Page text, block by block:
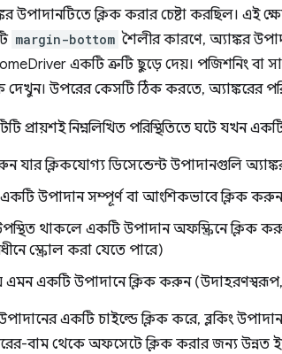
উপাদানটিতে ক্লিক করার চেষ্টা করছিল। এই
margin-bottom শৈলীর কারণে, অ্যাঙ্কর
একটি ত্রুটি ছুড়ে দেয়। পজিশনিং বা
উপরের কেসটি ঠিক করতে, অ্যাঙ্করের
প্রায়শই নিম্নলিখিত পরিস্থিতিতে ঘটে যখন
যার ক্লিকযোগ্য ডিসেন্ডেন্ট উপাদানগুলি
উপাদান সম্পূর্ণ বা আংশিকভাবে ক্লিক করুন
থাকলে একটি উপাদান অফস্ক্রিনে ক্লিক
স্ক্রোল করা যেতে পারে)
এমন একটি উপাদানে ক্লিক করুন
একটি চাইল্ডে ক্লিক করে, ব্লকিং
বাম থেকে অফসেটে ক্লিক করার জন্য উন্নত